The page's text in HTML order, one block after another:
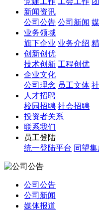
新闻资讯
公司公告 公司新闻
业务领域
旗下企业 业务介绍
创新创优
技术创新 工程创优
企业文化
公司理念 员工文体
人才招聘
校园招聘 社会招聘
投资者关系
联系我们
员工登陆
统一登陆平台 同望
公司公告
公司新闻
媒体报道